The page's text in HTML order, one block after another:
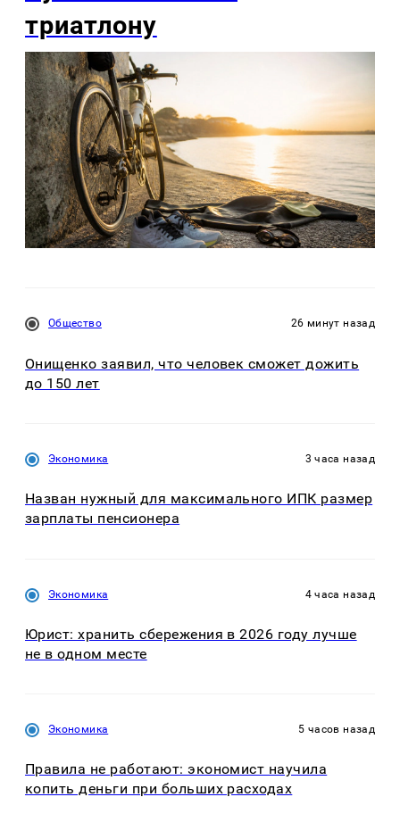
триатлону
Общество 26 минут назад
Онищенко заявил, что человек сможет дожить
до 150 лет
Экономика 3 часа назад
Назван нужный для максимального ИПК размер
зарплаты пенсионера
Экономика 4 часа назад
Юрист: хранить сбережения в 2026 году лучше
не в одном месте
Экономика 5 часов назад
Правила не работают: экономист научила
копить деньги при больших расходах